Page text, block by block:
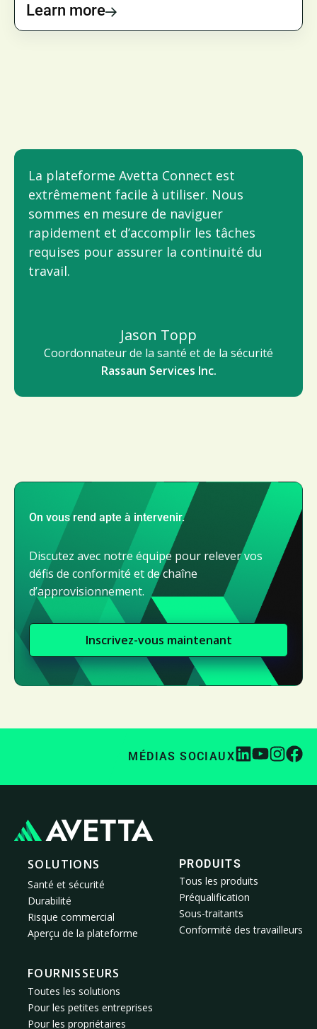
Learn more
La plateforme Avetta Connect est
extrêmement facile à utiliser. Nous
sommes en mesure de naviguer
rapidement et d’accomplir les tâches
requises pour assurer la continuité du
travail.
Jason Topp
Coordonnateur de la santé et de la sécurité
Rassaun Services Inc.
On vous rend apte à intervenir.
Discutez avec notre équipe pour relever vos
défis de conformité et de chaîne
d’approvisionnement.
Inscrivez-vous maintenant
MÉDIAS SOCIAUX
SOLUTIONS
Santé et sécurité
Durabilité
Risque commercial
Aperçu de la plateforme
FOURNISSEURS
Toutes les solutions
Pour les petites entreprises
Pour les propriétaires
PRODUITS
Tous les produits
Préqualification
Sous-traitants
Conformité des travailleurs